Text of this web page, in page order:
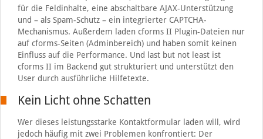
für die Feldinhalte, eine abschaltbare AJAX-Unterstützung
und – als Spam-Schutz – ein integrierter CAPTCHA-
Mechanismus. Außerdem laden cforms II Plugin-Dateien nur
auf cforms-Seiten (Adminbereich) und haben somit keinen
Einfluss auf die Performance. Und last but not least ist
cforms II im Backend gut strukturiert und unterstützt den
User durch ausführliche Hilfetexte.
Kein Licht ohne Schatten
Wer dieses leistungsstarke Kontaktformular laden will, wird
jedoch häufig mit zwei Problemen konfrontiert: Der